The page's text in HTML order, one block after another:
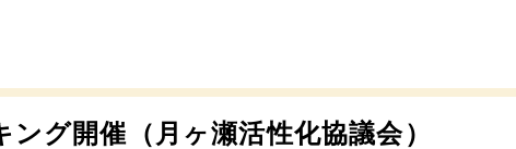
グ開催（月ヶ瀬活性化協議会）